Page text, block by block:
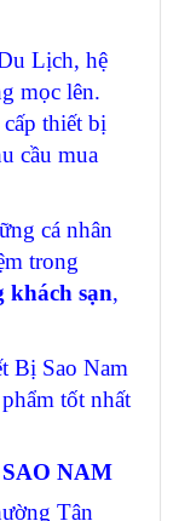
Lịch, hệ
mọc lên.
thiết bị
cầu mua
cá nhân
trong
khách sạn,
Bị Sao Nam
tốt nhất
NAM
Tân